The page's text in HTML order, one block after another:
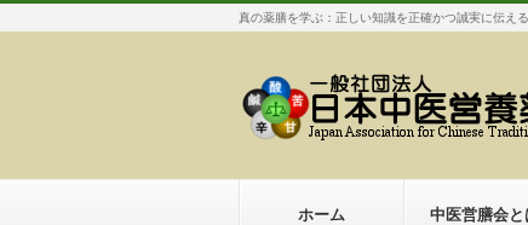
真の薬膳を学ぶ：正しい知識を正確かつ誠実に伝え
ホーム 中医営膳会と